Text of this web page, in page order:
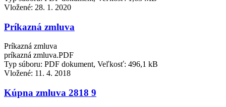
Vložené: 28. 1. 2020
Príkazná zmluva
Príkazná zmluva
príkazná zmluva.PDF
Typ súboru: PDF dokument, Veľkosť: 496,1 kB
Vložené: 11. 4. 2018
Kúpna zmluva 2818 9